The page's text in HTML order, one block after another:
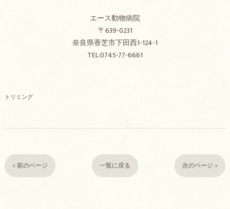
エース動物病院
〒639-0231
奈良県香芝市下田西1-124-1
TEL:0745-77-6661
トリミング
< 前のページ 一覧に戻る 次のページ >